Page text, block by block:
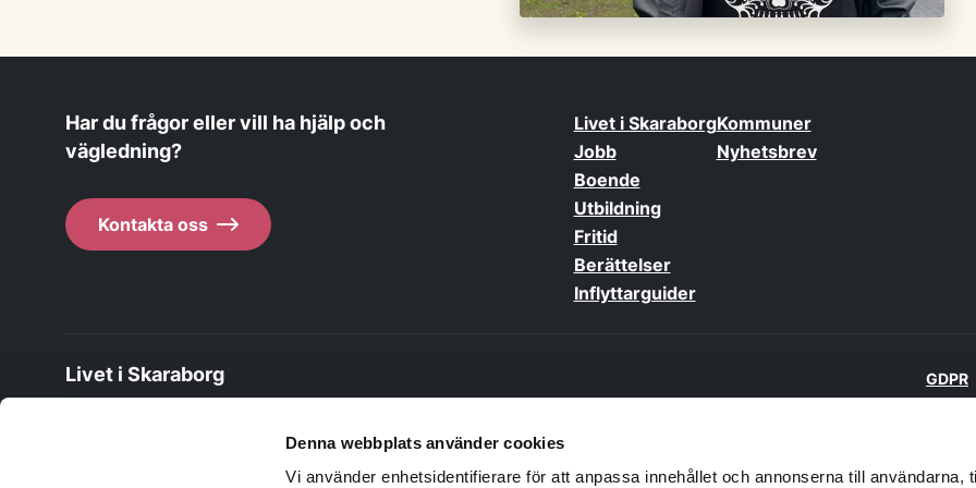
Denna webbplats använder cookies
Vi använder enhetsidentifierare för att anpassa innehållet och annonserna till användarna,
Har du frågor eller vill ha hjälp och
vägledning?
Kontakta oss
Livet i Skaraborg
Jobb
Boende
Utbildning
Fritid
Berättelser
Inflyttarguider
Kommuner
Nyhetsbrev
Livet i Skaraborg
finansernas av Sparbanken Skaraborg via Sparbanksstiftelsen Skaraborg
och Skaraborgs Kommunalförbund
GDPR